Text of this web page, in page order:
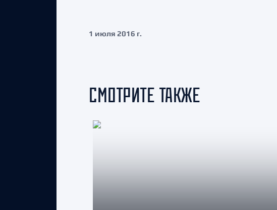
1 июля 2016 г.
СМОТРИТЕ ТАКЖЕ